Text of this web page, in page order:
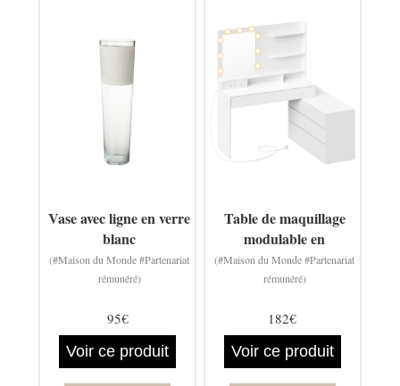
Vase avec ligne en verre
blanc
(#Maison du Monde #Partenariat
rémunéré)
95€
Voir ce produit
Table de maquillage
modulable en
(#Maison du Monde #Partenariat
rémunéré)
182€
Voir ce produit